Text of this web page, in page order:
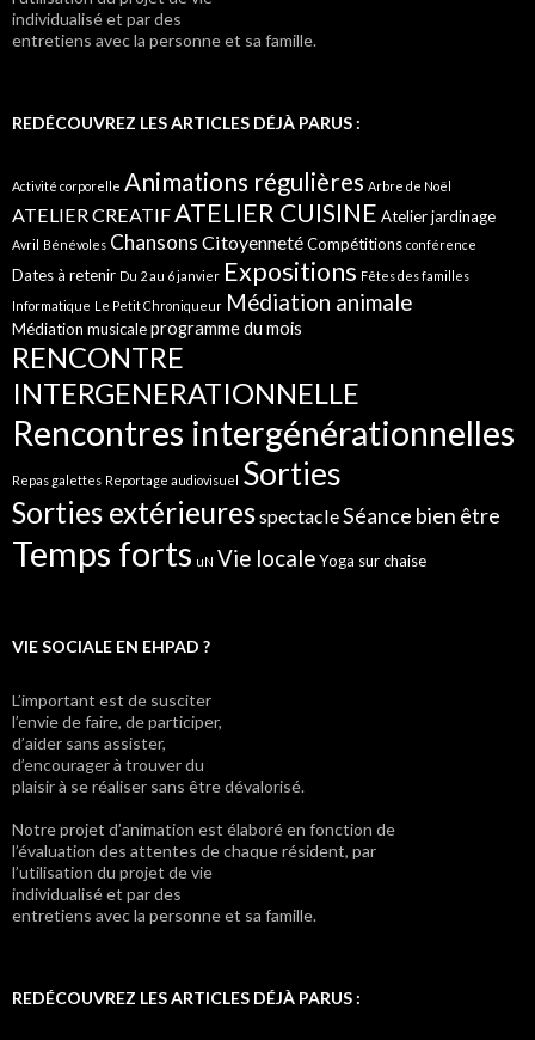
individualisé et par des
entretiens avec la personne et sa famille.
REDÉCOUVREZ LES ARTICLES DÉJÀ PARUS :
Activité corporelle Animations régulières Arbre de Noël
ATELIER CREATIFATELIER CUISINE Atelier jardinage
Avril Bénévoles Chansons CitoyennetéCompétitions conférence
Dates à retenir Du 2 au 6 janvier Expositions Fêtes des familles
Informatique Le Petit Chroniqueur Médiation animale
Médiation musicaleprogramme du mois
RENCONTRE
INTERGENERATIONNELLE
Rencontres intergénérationnelles
Repas galettes Reportage audiovisuel Sorties
Sorties extérieuresspectacleSéance bien être
Temps forts uN Vie localeYoga sur chaise
VIE SOCIALE EN EHPAD ?
L’important est de susciter
l’envie de faire, de participer,
d’aider sans assister,
d’encourager à trouver du
plaisir à se réaliser sans être dévalorisé.
Notre projet d’animation est élaboré en fonction de
l’évaluation des attentes de chaque résident, par
l’utilisation du projet de vie
individualisé et par des
entretiens avec la personne et sa famille.
REDÉCOUVREZ LES ARTICLES DÉJÀ PARUS :